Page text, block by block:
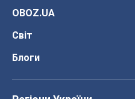
OBOZ.UA
Світ
Блоги